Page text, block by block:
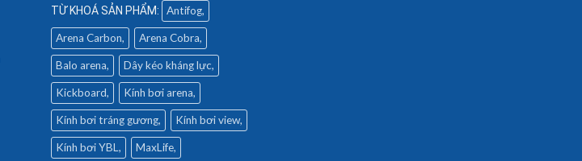
Antifog
Arena Carbon Arena Cobra
Balo arena Dây kéo kháng lực
Kickboard Kính bơi arena
Kính bơi tráng gương Kính bơi view
Kính bơi YBL MaxLife